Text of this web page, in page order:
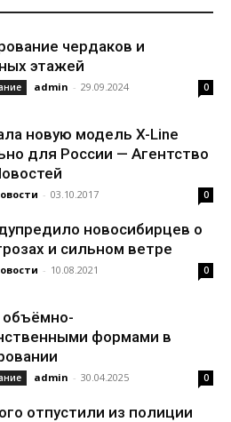
чердаков и
этажей
admin - 29.09.2024 0
новую модель X-Line
для России — Агентство
- 03.10.2017 0
новосибирцев о
и сильном ветре
- 10.08.2021 0
объёмно-
формами в
admin - 30.04.2025 0
отпустили из полиции